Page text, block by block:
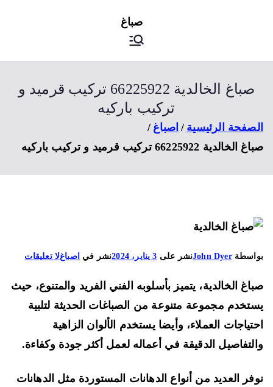
اصباغ
صباغ الكويت
صباغ الخالدية 66225922 تركيب قرميد و
تركيب باركيه
الرئيسية
اصباغ
66225922 تركيب قرميد و تركيب باركيه
John Dyerنشر على3 يناير، 2024 نشر في اصباغلا تعليقاتعلى
الخالدية
66225922
و
باركيه
الخالدية، يتميز بأسلوبه الفني الفريد والمتنوع، حيث
مجموعة متنوعة من الصباغات الحديثة لتلبية
العملاء، وأيضا يستخدم الألوان الزاهية
الدقيقة في أعماله لعمل أكثر جودة وكفاءة.
العديد من أنواع الدهانات المستوردة مثل الدهانات